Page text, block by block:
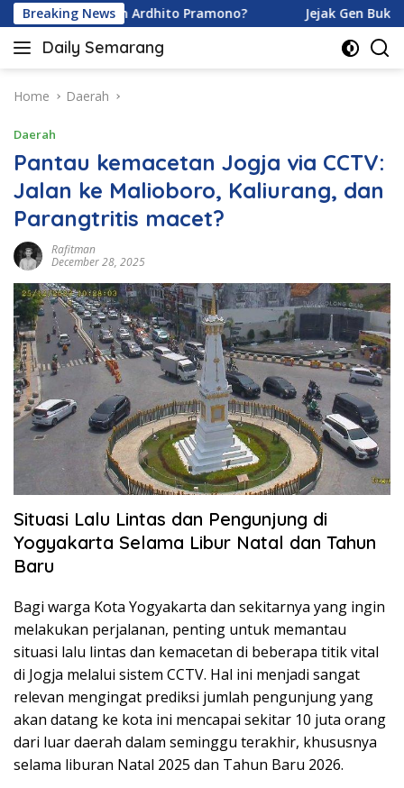
Skip
to
content
Breaking News
dan Ardhito Pramono? Jejak Gen Buka
Daily Semarang
"Semarang
Ini:
Terkini
untuk
Anda"
Home Daerah
Daerah
Pantau kemacetan Jogja via CCTV:
Jalan ke Malioboro, Kaliurang, dan
Parangtritis macet?
Rafitman
December 28, 2025
Situasi Lalu Lintas dan Pengunjung di
Yogyakarta Selama Libur Natal dan Tahun
Baru
Bagi warga Kota Yogyakarta dan sekitarnya yang ingin
melakukan perjalanan, penting untuk memantau
situasi lalu lintas dan kemacetan di beberapa titik vital
di Jogja melalui sistem CCTV. Hal ini menjadi sangat
relevan mengingat prediksi jumlah pengunjung yang
akan datang ke kota ini mencapai sekitar 10 juta orang
dari luar daerah dalam seminggu terakhir, khususnya
selama liburan Natal 2025 dan Tahun Baru 2026.